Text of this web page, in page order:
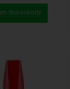
Warenkorb